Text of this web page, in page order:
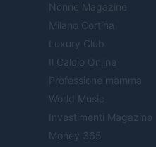
Nonne Magazine
Milano Cortina
Luxury Club
Il Calcio Online
Professione mamma
World Music
Investimenti Magazine
Money 365